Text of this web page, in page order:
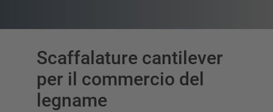
Scaffalature cantilever
per il commercio del
legname